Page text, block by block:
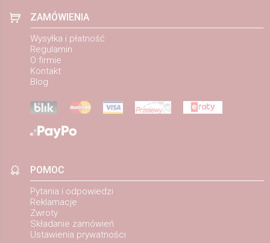
ZAMÓWIENIA
Wysyłka i płatność
Regulamin
O firmie
Kontakt
Blog
POMOC
Pytania i odpowiedzi
Reklamacje
Zwroty
Składanie zamówień
Ustawienia prywatności